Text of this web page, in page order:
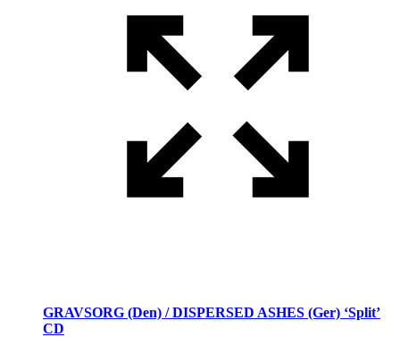
GRAVSORG (Den) / DISPERSED ASHES (Ger) ‘Split’
CD